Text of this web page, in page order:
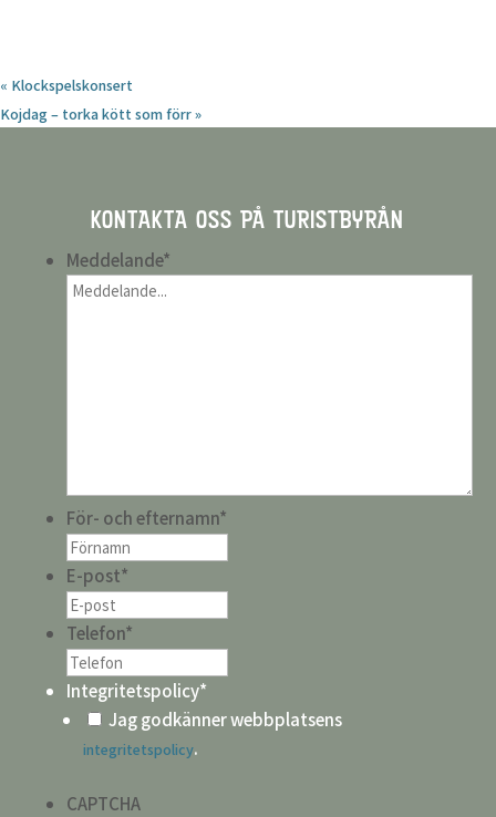
« Klockspelskonsert
Kojdag – torka kött som förr»
KONTAKTA OSS PÅ TURISTBYRÅN
Meddelande*
För- och efternamn*
E-post*
Telefon*
Integritetspolicy*
Jag godkänner webbplatsens
integritetspolicy.
CAPTCHA